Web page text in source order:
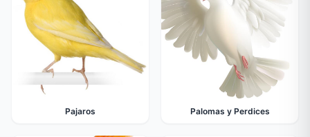
Pajaros Palomas y Perdices